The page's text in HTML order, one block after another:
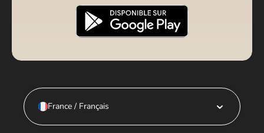
France / Français